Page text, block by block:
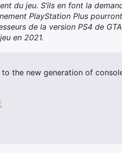
du jeu. S’ils en font la
PlayStation Plus
de la version PS4 de
en 2021.
the new generation of